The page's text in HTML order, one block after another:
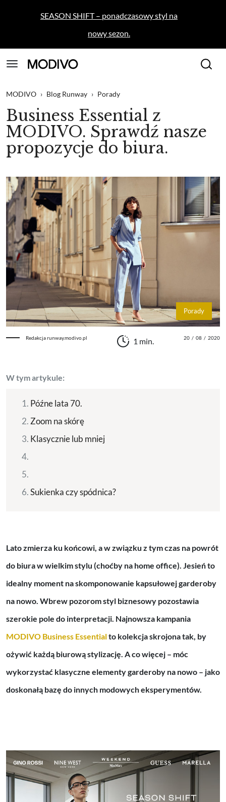
SEASON SHIFT – ponadczasowy styl na
nowy sezon.
MODIVO › Blog Runway › Porady
Business Essential z
MODIVO. Sprawdź nasze
propozycje do biura.
Porady
Redakcja runway.modivo.pl 1 min. 20 / 08 / 2020
W tym artykule:
Późne lata 70.
Zoom na skórę
Klasycznie lub mniej
Sukienka czy spódnica?
Lato zmierza ku końcowi, a w związku z tym czas na powrót
do biura w wielkim stylu (choćby na home office). Jesień to
idealny moment na skomponowanie kapsułowej garderoby
na nowo. Wbrew pozorom styl biznesowy pozostawia
szerokie pole do interpretacji. Najnowsza kampania
MODIVO Business Essentialto kolekcja skrojona tak, by
ożywić każdą biurową stylizację. A co więcej – móc
wykorzystać klasyczne elementy garderoby na nowo – jako
doskonałą bazę do innych modowych eksperymentów.